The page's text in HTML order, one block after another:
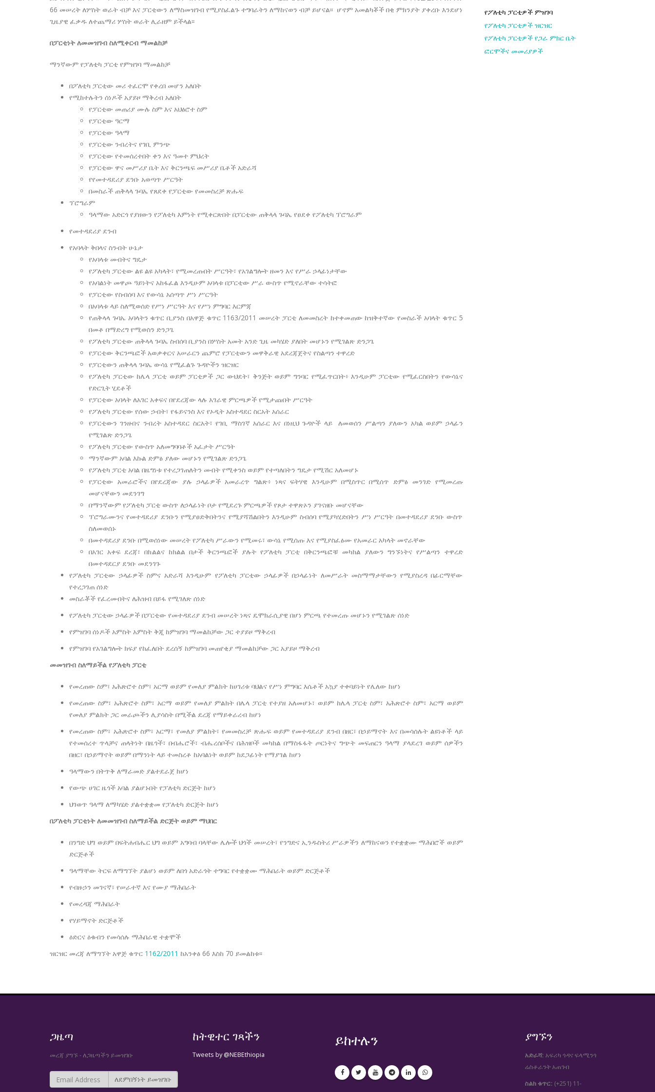
66 መሠረት ለሦስት ወራት ብቻ እና ፓርቲውን ለማስመዝገብ የሚያስፈልጉ ተግባራትን ለማከናወን ብቻ ይሆናል፡፡ ሆኖም አመልካቾች በቂ ምክንያት ያቀረቡ እንደሆነ
ጊዜያዊ ፈቃዱ ለተጨማሪ ሦስት ወራት ሊራዘም ይችላል፡፡
በፓርቲነት ለመመዝገብ ስለሚቀርብ ማመልከቻ
ማንኛውም የፓለቲካ ፓርቲ የምዝገባ ማመልከቻ
በፖለቲካ ፓርቲው መሪ ተፈርሞ የቀረበ መሆን አለበት
የሚከተሉትን ሰነዶች አያይዞ ማቅረብ አለበት
የፓርቲው መጠሪያ ሙሉ ስም እና አህፅሮተ ስም
የፓርቲው ዓርማ
የፓርቲው ዓላማ
የፓርቲው ንብረትና የገቢ ምንጭ
የፓርቲው የተመሰረተበት ቀን እና ዓመተ ምህረት
የፓርቲው ዋና መሥሪያ ቤት እና ቅርንጫፍ መሥሪያ ቤቶች አድራሻ
የየመተዳደሪያ ደንቡ አወጣጥ ሥርዓት
በመስራች ጠቅላላ ጉባኤ የጸደቀ የፓርቲው የመመስረቻ ጽሑፍ
ፕሮግራም
ዓላማው አድርጎ የያዘውን የፖለቲካ እምነት የሚቀርጽበት በፓርቲው ጠቅላላ ጉባኤ የፀደቀ የፖለቲካ ፕሮግራም
የመተዳደሪያ ደንብ
የአባላት ቅበላና ስንብት ሁኔታ
የአባላቱ መብትና ግዴታ
የፖለቲካ ፓርቲው ልዩ ልዩ አካላት፣ የሚመረጡበት ሥርዓት፣ የአገልግሎት ዘመን እና የሥራ ኃላፊነታቸው
የአባልነት መዋጮ ዓይነትና አከፋፈል እንዲሁም አባላቱ በፓርቲው ሥራ ውስጥ የሚኖራቸው ተሳትፎ
የፓርቲው የስብሰባ እና የውሳኔ አሰጣጥ ሥነ ሥርዓት
በአባላቱ ላይ ስለሚወሰድ የሥነ ሥርዓት እና የሥነ ምግባር እርምጃ
የጠቅላላ ጉባኤ አባላትን ቁጥር ቢያንስ በአዋጅ ቁጥር 1163/2011 መሠረት ፓርቲ ለመመስረት ከተቀመጠው ከዝቅተኛው የመስራች አባላት ቁጥር 5
በመቶ በማድረግ የሚወስን ድንጋጌ
የፖለቲካ ፓርቲው ጠቅላላ ጉባኤ ስብሰባ ቢያንስ በሦስት አመት አንድ ጊዜ መካሄድ ያለበት መሆኑን የሚገልጽ ድንጋጌ
የፓርቲው ቅርንጫፎች አወቃቀርና አሠራርን ጨምሮ የፓርቲውን መዋቅራዊ አደረጃጀትና የስልጣን ተዋረድ
የፓርቲውን ጠቅላላ ጉባኤ ውሳኔ የሚፈልጉ ጉዳዮችን ዝርዝር
የፖለቲካ ፓርቲው ከሌላ ፓርቲ ወይም ፓርቲዎች ጋር ውህደት፣ ቅንጅት ወይም ግንባር የሚፈጥርበት፥ እንዲሁም ፓርቲው የሚፈርስበትን የውሳኔና
የድርጊት ሂደቶች
የፓርቲው አባላት ለአገር አቀፍና በየደረጃው ላሉ አገራዊ ምርጫዎች የሚታጩበት ሥርዓት
የፖለቲካ ፓርቲው የሰው ኃብት፣ የፋይናንስ እና የኦዲት አስተዳደር ስርአት አሰራር
የፓርቲውን ገንዘብና ንብረት አስተዳደር ስርአት፣ የገቢ ማስገኛ አሰራር እና በነዚህ ጉዳዮች ላይ ለመወሰን ሥልጣን ያለውን አካል ወይም ኃላፊን
የሚገልጽ ድንጋጌ
የፖለቲካ ፓርቲው የውስጥ አለመግባባቶች አፈታት ሥርዓት
ማንኛውም አባል እኩል ድምፅ ያለው መሆኑን የሚገልጽ ድንጋጌ
የፖለቲካ ፓርቲ አባል በዜግነቱ የተረጋገጠለትን መብት የሚቀንስ ወይም የተጣለበትን ግዴታ የሚሽር አለመሆኑ
የፓርቲው አመራሮችና በየደረጃው ያሉ ኃላፊዎች አመራረጥ ግልጽ፥ ነጻና ፍትሃዊ እንዲሁም በሚስጥር በሚሰጥ ድምፅ መንገድ የሚመረጡ
መሆናቸውን መደንገግ
በማንኛውም የፖለቲካ ፓርቲ ውስጥ ለኃላፊነት ቦታ የሚደረጉ ምርጫዎች የጾታ ተዋጽኦን ያገናዘቡ መሆናቸው
ፕሮግራሙንና የመተዳደሪያ ደንቡን የሚያፀድቅበትንና የሚያሻሽልበትን እንዲሁም ስብሰባ የሚያካሂድበትን ሥነ ሥርዓት በመተዳደሪያ ደንቡ ውስጥ
ስለመወሰኑ
በመተዳደሪያ ደንቡ በሚወሰነው መሠረት የፖለቲካ ሥራውን የሚመሩ፣ ውሳኔ የሚሰጡ እና የሚያስፈፅሙ የአመራር አካላት መኖራቸው
በአገር አቀፍ ደረጃ፣ በክልልና ከክልል በታች ቅርንጫፎች ያሉት የፖለቲካ ፓርቲ በቅርንጫፎቹ መካከል ያለውን ግንኙነትና የሥልጣን ተዋረድ
በመተዳደርያ ደንቡ መደንገጉ
የፖለቲካ ፓርቲው ኃላፊዎች ስምና አድራሻ እንዲሁም የፖለቲካ ፓርቲው ኃላፊዎች በኃላፊነት ለመሥራት መስማማታቸውን የሚያስረዳ በፊርማቸው
የተረጋገጠ ሰነድ
መስራቾች የፈረሙበትና ለሕዝብ በይፋ የሚገለጽ ሰነድ
የፖለቲካ ፓርቲው ኃላፊዎች በፓርቲው የመተዳደሪያ ደንብ መሠረት ነጻና ዴሞክራሲያዊ በሆነ ምርጫ የተመረጡ መሆኑን የሚገልጽ ሰነድ
የምዝገባ ሰነዶች አምስት አምስት ቅጂ ከምዝገባ ማመልከቻው ጋር ተያይዞ ማቅረብ
የምዝገባ የአገልግሎት ክፍያ የከፈለበት ደረሰኝ ከምዝገባ መጠየቂያ ማመልከቻው ጋር አያይዞ ማቅረብ
መመዝገብ ስለማይችል የፖለቲካ ፓርቲ
የመረጠው ስም፣ አሕጽሮተ ስም፣ አርማ ወይም የመለያ ምልክት ከሀገሪቱ ባህልና የሥነ ምግባር እሴቶች አኳያ ተቀባይነት የሌለው ከሆነ
የመረጠው ስም፣ አሕጽሮተ ስም፣ አርማ ወይም የመለያ ምልክት በሌላ ፓርቲ የተያዘ አለመሆኑ፣ ወይም ከሌላ ፓርቲ ስም፣ አሕጽሮተ ስም፣ አርማ ወይም
የመለያ ምልክት ጋር መራጮችን ሊያሳስት በሚችል ደረጃ የማይቀራረብ ከሆነ
የመረጠው ስም፣ አሕጽሮተ ስም፣ አርማ፣ የመለያ ምልክት፣ የመመስረቻ ጽሑፍ ወይም የመተዳደሪያ ደንብ በዘር፣ በኃይማኖት እና በመሳሰሉት ልዩነቶች ላይ
የተመሰረተ ጥላቻና ጠላትነት በዜጎች፣ በብሔሮች፣ ብሔረሰቦችና በሕዝቦች መካከል በማስፋፋት ጦርነትና ግጭት መፍጠርን ዓላማ ያላደረገ ወይም ሰዎችን
በዘር፣ በኃይማኖት ወይም በማንነት ላይ ተመስረቶ ከአባልነት ወይም ከደጋፊነት የማያገል ከሆነ
ዓላማውን በትጥቅ ለማራመድ ያልተደራጀ ከሆነ
የውጭ ሀገር ዜጎች አባል ያልሆኑበት የፓለቲካ ድርጅት ከሆነ
ህገወጥ ዓላማ ለማካሄድ ያልተቋቋመ የፓለቲካ ድርጅት ከሆነ
በፖለቲካ ፓርቲነት ለመመዝገብ ስለማይችል ድርጅት ወይም ማህበር
በንግድ ህግ ወይም በፍትሐብሔር ህግ ወይም አግባብ ባላቸው ሌሎች ህጎች መሠረት፣ የንግድና ኢንዱስትሪ ሥራዎችን ለማከናወን የተቋቋሙ ማሕበሮች ወይም
ድርጅቶች
ዓላማቸው ትርፍ ለማግኘት ያልሆነ ወይም ለበጎ አድራጎት ተግባር የተቋቋሙ ማሕበራት ወይም ድርጅቶች
የብዙኃን መገናኛ፣ የሠራተኛ እና የሙያ ማሕበራት
የመረዳጃ ማሕበራት
የሃይማኖት ድርጅቶች
ዕድርና ዕቁብን የመሳሰሉ ማሕበራዊ ተቋሞች
ዝርዝር መረጃ ለማግኘት አዋጅ ቁጥር 1162/2011 ከአንቀፅ 66 እስከ 70 ይመልከቱ፡፡
የፖለቲካ ፓርቲዎች ምዝገባ
የፖለቲካ ፓርቲዎች ዝርዝር
የፖለቲካ ፓርቲዎች የጋራ ምክር ቤት
ፎርሞችና መመሪያዎች
ጋዜጣ
መረጃ ያግኙ - ለጋዜጣችን ይመዝገቡ
ከትዊተር ገጻችን
Tweets by @NEBEthiopia
ይከተሉን ያግኙን
አድራሻ: አፍሪካ ጎዳና ፍላሚንጎ
ሬስቶራንት አጠገብ
ስልክ ቁጥር: (+251) 11-